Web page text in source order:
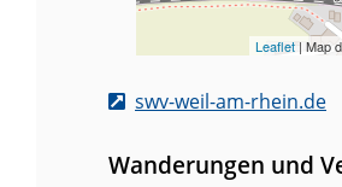
Leaflet| Map
swv-weil-am-rhein.de
Wanderungen und